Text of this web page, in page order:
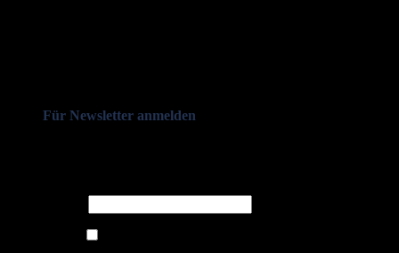
Für Newsletter anmelden